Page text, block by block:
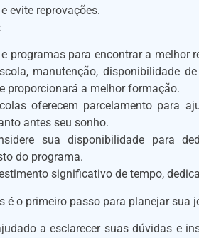
evite reprovações.
programas para encontrar a melhor
manutenção, disponibilidade
proporcionará a melhor formação.
oferecem parcelamento para
antes seu sonho.
sua disponibilidade para
do programa.
significativo de tempo,
é o primeiro passo para planejar sua
a esclarecer suas dúvidas e